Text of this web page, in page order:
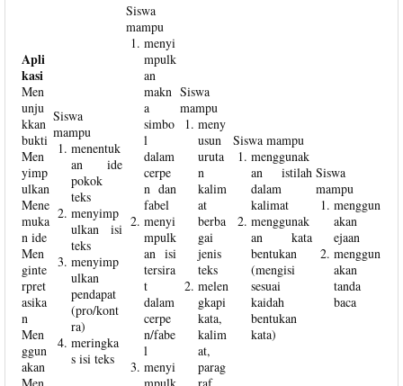
Apli
kasi
Men
unju
kkan
bukti
Men
yimp
ulkan
Mene
muka
n ide
Men
ginte
rpret
asika
n
Men
ggun
akan
Siswa
mampu
menentuk
an ide
pokok
teks
menyimp
ulkan isi
teks
menyimp
ulkan
pendapat
(pro/kont
ra)
meringka
s isi teks
Siswa
mampu
menyi
mpulk
an
makn
a
simbo
l
dalam
cerpe
n dan
fabel
menyi
mpulk
an isi
tersira
t
dalam
cerpe
n/fabe
l
menyi
Siswa
mampu
meny
usun
uruta
n
kalim
at
berba
gai
jenis
teks
melen
gkapi
kata,
kalim
at,
parag
Siswa mampu
menggunak
an istilah
dalam
kalimat
menggunak
an kata
bentukan
(mengisi
sesuai
kaidah
bentukan
kata)
Siswa
mampu
menggun
akan
ejaan
menggun
akan
tanda
baca